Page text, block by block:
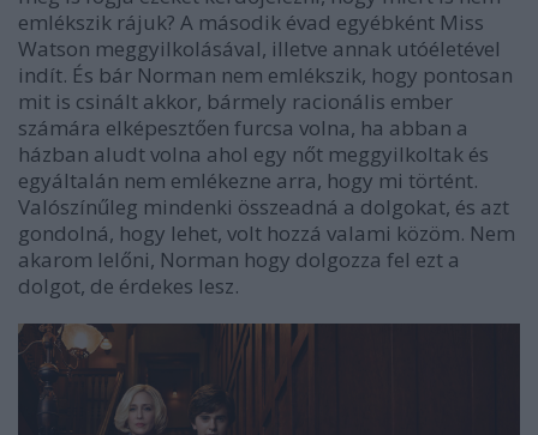
emlékszik rájuk? A második évad egyébként Miss
Watson meggyilkolásával, illetve annak utóéletével
indít. És bár Norman nem emlékszik, hogy pontosan
mit is csinált akkor, bármely racionális ember
számára elképesztően furcsa volna, ha abban a
házban aludt volna ahol egy nőt meggyilkoltak és
egyáltalán nem emlékezne arra, hogy mi történt.
Valószínűleg mindenki összeadná a dolgokat, és azt
gondolná, hogy lehet, volt hozzá valami közöm. Nem
akarom lelőni, Norman hogy dolgozza fel ezt a
dolgot, de érdekes lesz.